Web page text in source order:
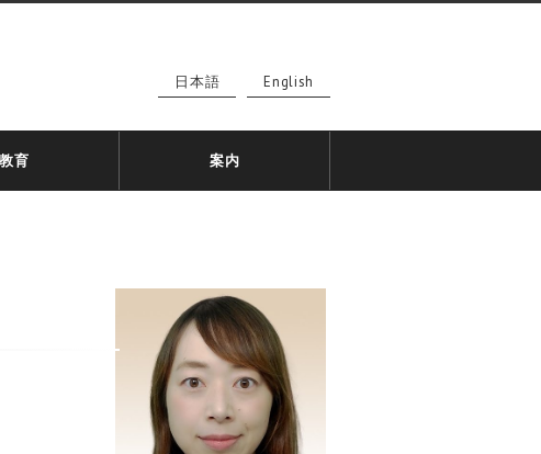
日本語 English
教育 案内